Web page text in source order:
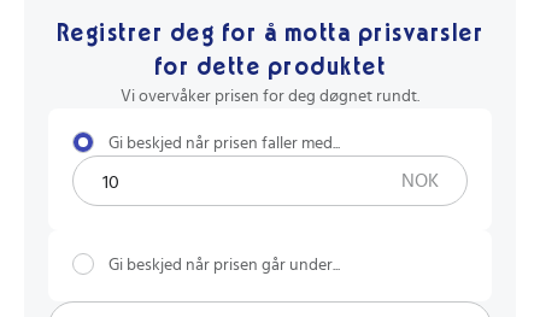
Registrer deg for å motta prisvarsler
for dette produktet
Vi overvåker prisen for deg døgnet rundt.
Gi beskjed når prisen faller med...
NOK
Gi beskjed når prisen går under...